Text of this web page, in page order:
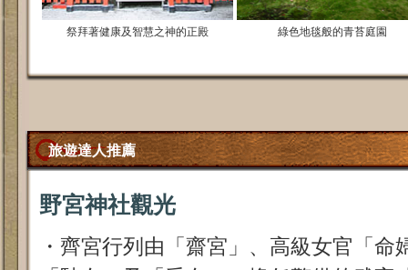
祭拜著健康及智慧之神的正殿 綠色地毯般的青苔庭園
旅遊達人推薦
野宮神社觀光
・齊宮行列由「齋宮」、高級女官「命